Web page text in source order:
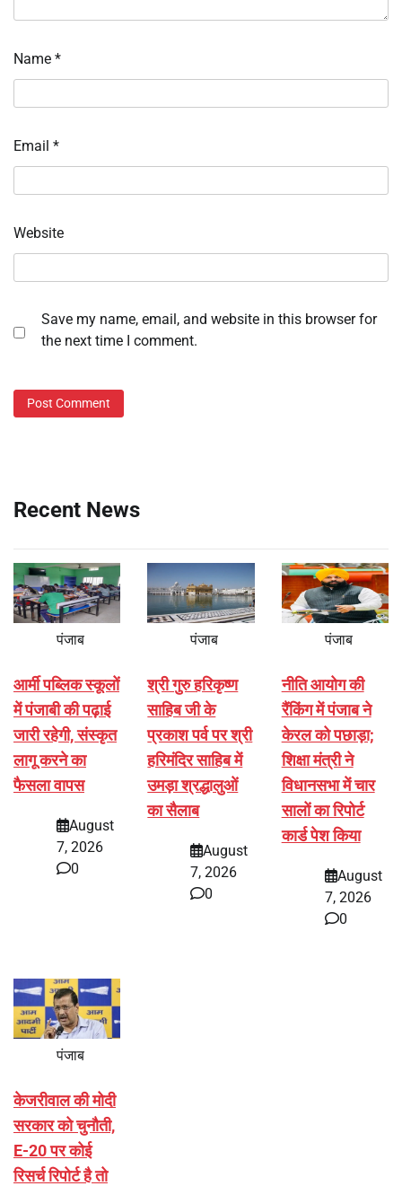
Name *
Email *
Website
Save my name, email, and website in this browser for
the next time I comment.
Recent News
पंजाब
आर्मी पब्लिक स्कूलों
में पंजाबी की पढ़ाई
जारी रहेगी, संस्कृत
लागू करने का
फैसला वापस
August
7, 2026
0
पंजाब
श्री गुरु हरिकृष्ण
साहिब जी के
प्रकाश पर्व पर श्री
हरिमंदिर साहिब में
उमड़ा श्रद्धालुओं
का सैलाब
August
7, 2026
0
पंजाब
नीति आयोग की
रैंकिंग में पंजाब ने
केरल को पछाड़ा;
शिक्षा मंत्री ने
विधानसभा में चार
सालों का रिपोर्ट
कार्ड पेश किया
August
7, 2026
0
पंजाब
केजरीवाल की मोदी
सरकार को चुनौती,
E-20 पर कोई
रिसर्च रिपोर्ट है तो